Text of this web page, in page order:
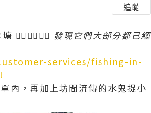
追蹤
發現它們大部分都已經
services/fishing-in-
內，再加上坊間流傳的水鬼捉小